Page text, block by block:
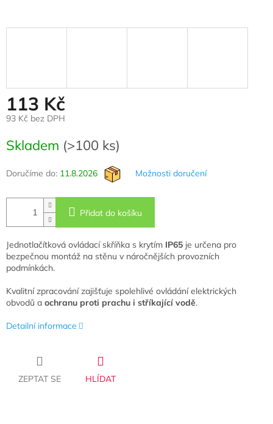
113 Kč
93 Kč bez DPH
cena:
Skladem (>100 ks)
Doručíme do: 11.8.2026 Možnosti doručení
Přidat do košíku
Jednotlačítková ovládací skříňka s krytím IP65 je určena pro
bezpečnou montáž na stěnu v náročnějších provozních
podmínkách.
Kvalitní zpracování zajišťuje spolehlivé ovládání elektrických
obvodů a ochranu proti prachu i stříkající vodě.
Detailní informace
ZEPTAT SE HLÍDAT